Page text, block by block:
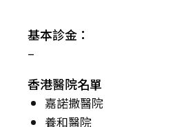
基本診金：
–
香港醫院名單
嘉諾撒醫院
養和醫院